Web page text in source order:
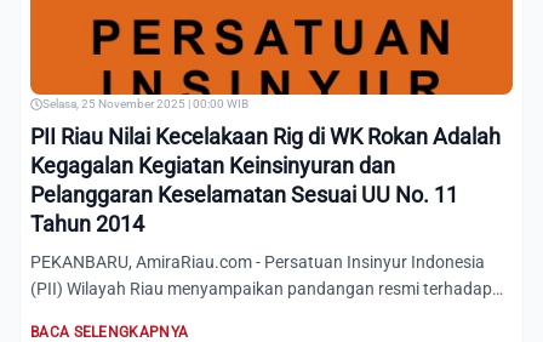
Selasa, 25 November 2025 | 00:00 WIB
PII Riau Nilai Kecelakaan Rig di WK Rokan Adalah
Kegagalan Kegiatan Keinsinyuran dan
Pelanggaran Keselamatan Sesuai UU No. 11
Tahun 2014
PEKANBARU, AmiraRiau.com - Persatuan Insinyur Indonesia
(PII) Wilayah Riau menyampaikan pandangan resmi terhadap
BACA SELENGKAPNYA